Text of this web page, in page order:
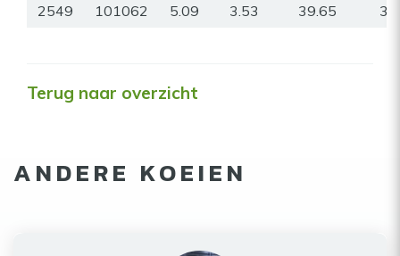
2549 101062 5.09 3.53 39.65
Terug naar overzicht
ANDERE KOEIEN